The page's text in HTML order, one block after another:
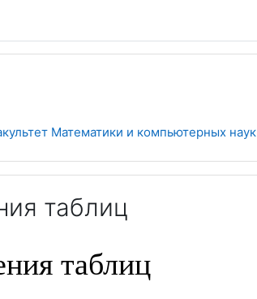
Математики и компьютерных наук
таблиц
таблиц